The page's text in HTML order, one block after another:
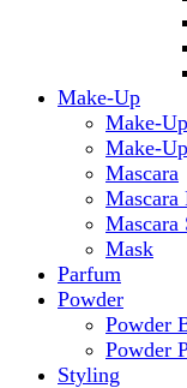
Make-Up
Make-
Make-
Mascara
Mascara
Mascara
Mask
Parfum
Powder
Powder
Powder
Styling